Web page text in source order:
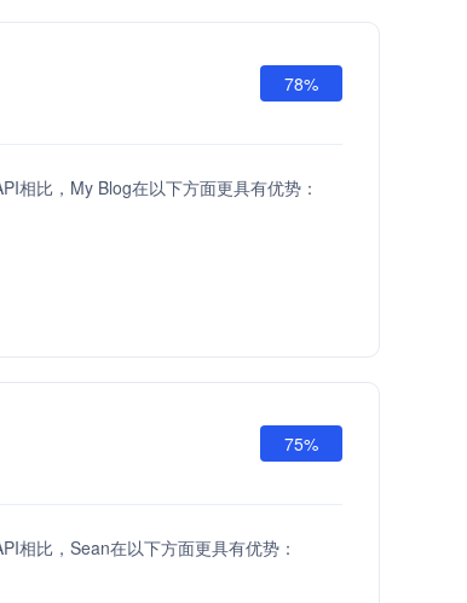
78%
相比，My Blog在以下方面更具有优势：
75%
相比，Sean在以下方面更具有优势：